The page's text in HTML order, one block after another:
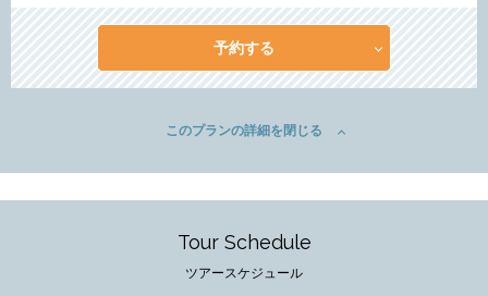
予約する
このプランの詳細を閉じる
Tour Schedule
ツアースケジュール